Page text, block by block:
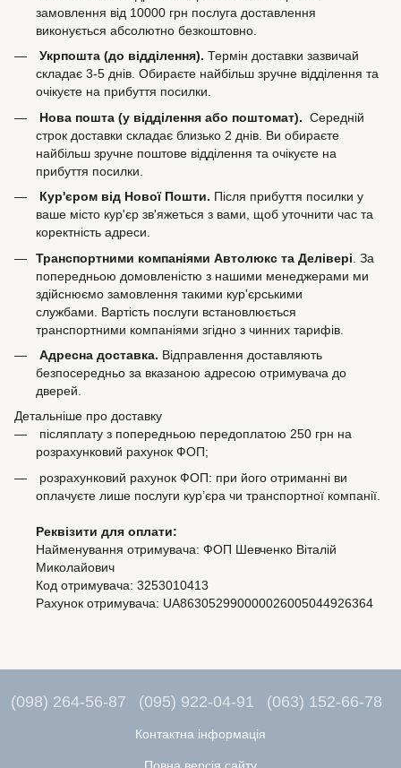
замовлення від 10000 грн послуга доставлення
виконується абсолютно безкоштовно.
Укрпошта (до відділення). Термін доставки зазвичай
складає 3-5 днів. Обираєте найбільш зручне відділення та
очікуєте на прибуття посилки.
Нова пошта (у відділення або поштомат). Середній
строк доставки складає близько 2 днів. Ви обираєте
найбільш зручне поштове відділення та очікуєте на
прибуття посилки.
Кур'єром від Нової Пошти. Після прибуття посилки у
ваше місто кур'єр зв'яжеться з вами, щоб уточнити час та
коректність адреси.
Транспортними компаніями Автолюкс та Делівері . За
попередньою домовленістю з нашими менеджерами ми
здійснюємо замовлення такими кур'єрськими
службами. Вартість послуги встановлюється
транспортними компаніями згідно з чинних тарифів.
Адресна доставка. Відправлення доставляють
безпосередньо за вказаною адресою отримувача до
дверей.
Детальніше про доставку
післяплату з попередньою передоплатою 250 грн на
розрахунковий рахунок ФОП;
розрахунковий рахунок ФОП: при його отриманні ви
оплачуєте лише послуги кур’єра чи транспортної компанії.
Реквізити для оплати:
Найменування отримувача: ФОП Шевченко Віталій
Миколайович
Код отримувача: 3253010413
Рахунок отримувача: UA863052990000026005044926364
(098) 264-56-87 (095) 922-04-91 (063) 152-66-78
Контактна інформація
Повна версія сайту